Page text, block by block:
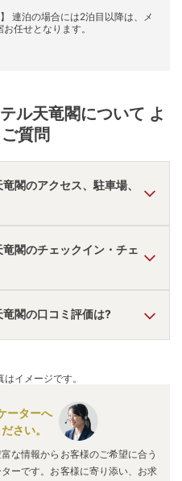
連泊の場合には2泊目以降は、メ
任せとなります。
ル天竜閣について よ
質問
閣のアクセス、駐車場、
閣のチェックイン・チェ
、チェックアウトは〜
10:00
あります。
閣の口コミ評価は?
イメージです。
ーターへ
さい。
な情報からお客様のご希望に合う
ーです。お客様に寄り添い、お求